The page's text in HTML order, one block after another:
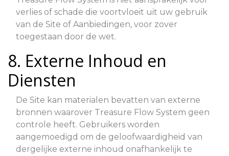
verlies of schade die voortvloeit uit uw gebruik
van de Site of Aanbiedingen, voor zover
toegestaan door de wet.
8. Externe Inhoud en
Diensten
De Site kan materialen bevatten van externe
bronnen waarover Treasure Flow System geen
controle heeft. Gebruikers worden
aangemoedigd om de geloofwaardigheid van
dergelijke externe inhoud onafhankelijk te